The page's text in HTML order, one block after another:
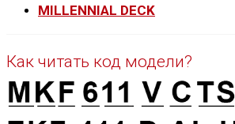
MILLENNIAL DECK
Как читать код модели?